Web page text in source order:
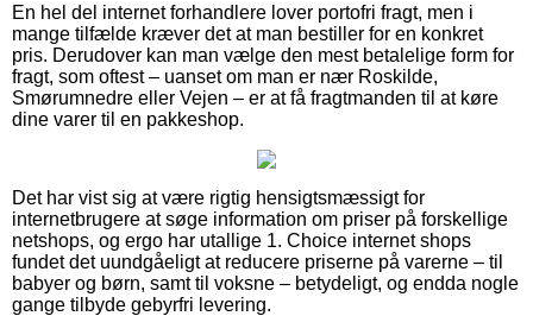
En hel del internet forhandlere lover portofri fragt, men i
mange tilfælde kræver det at man bestiller for en konkret
pris. Derudover kan man vælge den mest betalelige form for
fragt, som oftest – uanset om man er nær Roskilde,
Smørumnedre eller Vejen – er at få fragtmanden til at køre
dine varer til en pakkeshop.
Det har vist sig at være rigtig hensigtsmæssigt for
internetbrugere at søge information om priser på forskellige
netshops, og ergo har utallige 1. Choice internet shops
fundet det uundgåeligt at reducere priserne på varerne – til
babyer og børn, samt til voksne – betydeligt, og endda nogle
gange tilbyde gebyrfri levering.